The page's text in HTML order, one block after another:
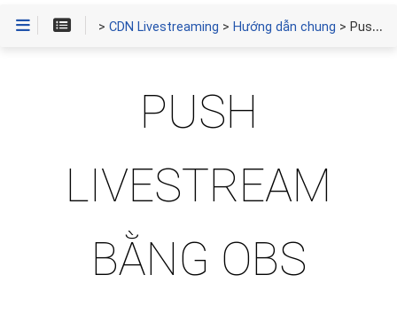
> CDN Livestreaming > Hướng dẫn chung > Push Livestream bằng OBS
PUSH
LIVESTREAM
BẰNG OBS